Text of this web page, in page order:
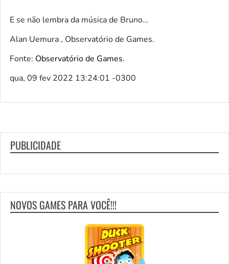
E se não lembra da música de Bruno…
Alan Uemura , Observatório de Games.
Fonte: Observatório de Games.
qua, 09 fev 2022 13:24:01 -0300
PUBLICIDADE
NOVOS GAMES PARA VOCÊ!!!